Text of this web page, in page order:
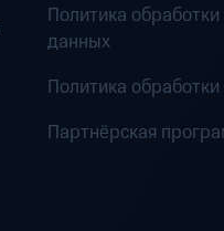
Политика
данных
Политика
Партнёрская